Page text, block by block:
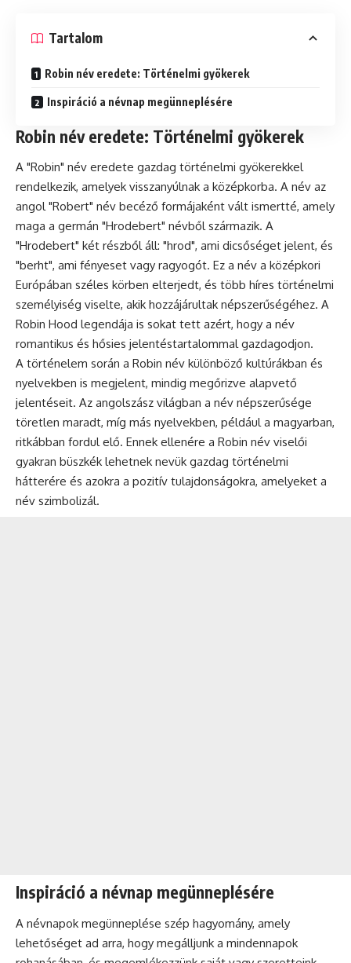
Tartalom
Robin név eredete: Történelmi gyökerek
Inspiráció a névnap megünneplésére
Robin név eredete: Történelmi gyökerek
A "Robin" név eredete gazdag történelmi gyökerekkel
rendelkezik, amelyek visszanyúlnak a középkorba. A név az
angol "Robert" név becéző formájaként vált ismertté, amely
maga a germán "Hrodebert" névből származik. A
"Hrodebert" két részből áll: "hrod", ami dicsőséget jelent, és
"berht", ami fényeset vagy ragyogót. Ez a név a középkori
Európában széles körben elterjedt, és több híres történelmi
személyiség viselte, akik hozzájárultak népszerűségéhez. A
Robin Hood legendája is sokat tett azért, hogy a név
romantikus és hősies jelentéstartalommal gazdagodjon.
A történelem során a Robin név különböző kultúrákban és
nyelvekben is megjelent, mindig megőrizve alapvető
jelentéseit. Az angolszász világban a név népszerűsége
töretlen maradt, míg más nyelvekben, például a magyarban,
ritkábban fordul elő. Ennek ellenére a Robin név viselői
gyakran büszkék lehetnek nevük gazdag történelmi
hátterére és azokra a pozitív tulajdonságokra, amelyeket a
név szimbolizál.
Inspiráció a névnap megünneplésére
A névnapok megünneplése szép hagyomány, amely
lehetőséget ad arra, hogy megálljunk a mindennapok